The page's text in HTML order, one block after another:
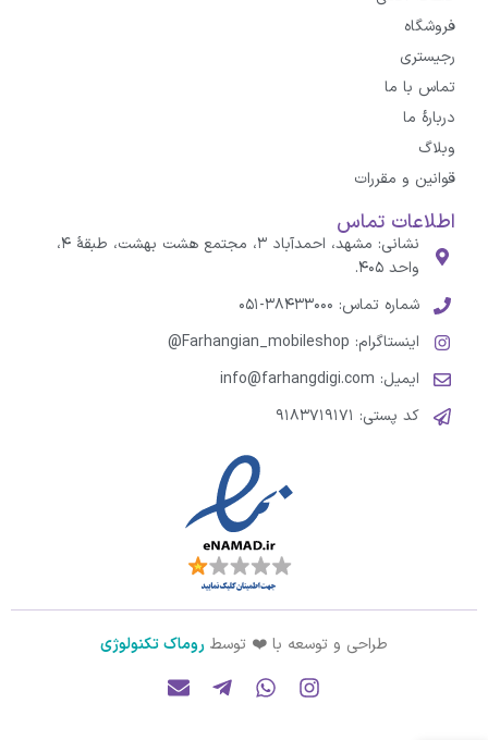
فروشگاه
رجیستری
تماس با ما
درباره‌ٔ ما
وبلاگ
قوانین و مقررات
اطلاعات تماس
نشانی: مشهد، احمدآباد ۳، مجتمع هشت بهشت، طبقهٔ ۴،
واحد ۴۰۵.
شماره تماس: ۳۸۴۳۳۰۰۰-۰۵۱
اینستاگرام: Farhangian_mobileshop@
ایمیل: info@farhangdigi.com
کد پستی: ۹۱۸۳۷۱۹۱۷۱
طراحی و توسعه با ❤️ توسط روماک تکنولوژی